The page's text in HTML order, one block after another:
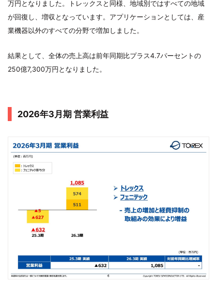
万円となりました。トレックスと同様、地域別ではすべての地域
が回復し、増収となっています。アプリケーションとしては、産
業機器以外のすべての分野で増加しました。
結果として、全体の売上高は前年同期比プラス4.7パーセントの
250億7,300万円となりました。
2026年3月期 営業利益